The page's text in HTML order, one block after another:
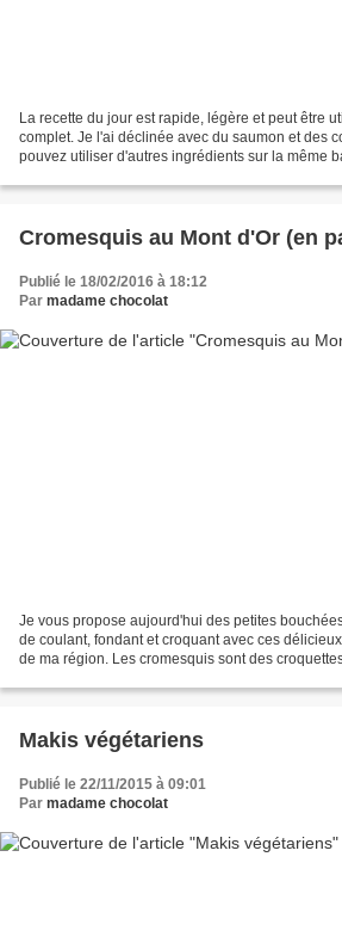
La recette du jour est rapide, légère et peut être
complet. Je l'ai déclinée avec du saumon et des
pouvez utiliser d'autres ingrédients sur la même
Cromesquis au Mont d'Or (en
Publié le 18/02/2016 à 18:12
Par madame chocolat
Je vous propose aujourd'hui des petites
de coulant, fondant et croquant avec ces
de ma région. Les cromesquis sont des
Makis végétariens
Publié le 22/11/2015 à 09:01
Par madame chocolat